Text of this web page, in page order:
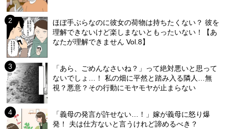
ほぼ手ぶらなのに彼女の荷物は持ちたくない？ 彼を
理解できないけど楽しまないともったいない！【あ
なたが理解できません Vol.8】
「あら、ごめんなさいね？」って絶対悪いと思って
ないでしょ…！ 私の畑に平然と踏み入る隣人…無
視？悪意？その行動にモヤモヤが止まらない
「義母の発言が許せない…！」嫁が義母に怒り爆
発！ 夫は仕方ないと言うけれど諦めるべき？